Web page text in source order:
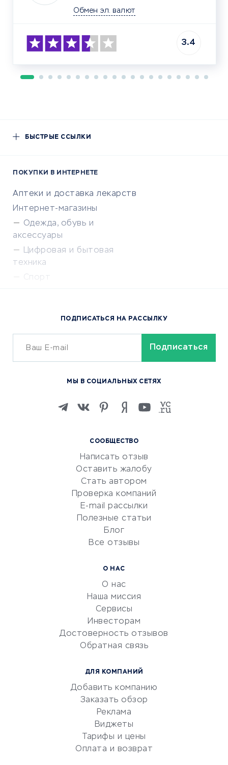
Обмен эл. валют
3.4
БЫСТРЫЕ ССЫЛКИ
ПОКУПКИ В ИНТЕРНЕТЕ
Аптеки и доставка лекарств
Интернет-магазины
Одежда, обувь и
аксессуары
Цифровая и бытовая
техника
Спорт
Сервисы доставки
ОБУЧЕНИЕ И РАБОТА
Изучение иностранных
Маркетинг и продажи
Репетиторство
Красота и здоровье
Сервисы по поиску работы
Сетевой маркетинг
УСЛУГИ ДЛЯ БИЗНЕСА
документооборот
Юридические компании
Бухгалтерия онлайн
СООБЩЕСТВО
Написать отзыв
Оставить жалобу
Стать автором
Проверка компаний
E-mail рассылки
Полезные статьи
Блог
Все отзывы
О НАС
О нас
Наша миссия
Сервисы
Инвесторам
Достоверность отзывов
Обратная связь
ДЛЯ КОМПАНИЙ
Добавить компанию
Заказать обзор
Реклама
Виджеты
Тарифы и цены
Оплата и возврат
ПОДПИСАТЬСЯ НА РАССЫЛКУ
МЫ В СОЦИАЛЬНЫХ СЕТЯХ